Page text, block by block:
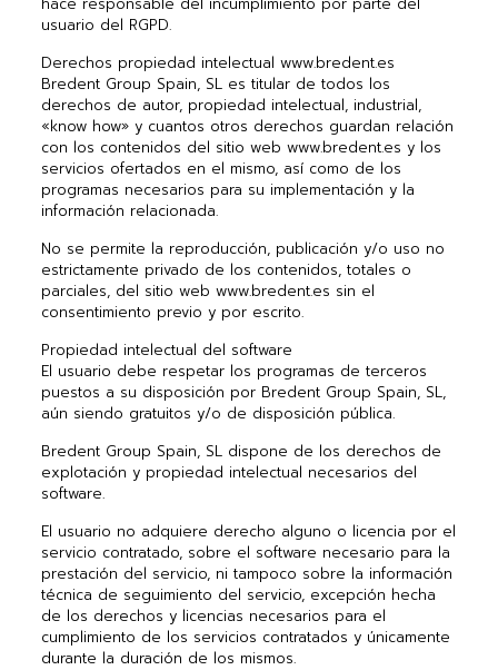
usuario del RGPD.
Derechos propiedad intelectual www.bredent.es
Bredent Group Spain, SL es titular de todos los
derechos de autor, propiedad intelectual, industrial,
«know how» y cuantos otros derechos guardan relación
con los contenidos del sitio web www.bredent.es y los
servicios ofertados en el mismo, así como de los
programas necesarios para su implementación y la
información relacionada.
No se permite la reproducción, publicación y/o uso no
estrictamente privado de los contenidos, totales o
parciales, del sitio web www.bredent.es sin el
consentimiento previo y por escrito.
Propiedad intelectual del software
El usuario debe respetar los programas de terceros
puestos a su disposición por Bredent Group Spain, SL,
aún siendo gratuitos y/o de disposición pública.
Bredent Group Spain, SL dispone de los derechos de
explotación y propiedad intelectual necesarios del
software.
El usuario no adquiere derecho alguno o licencia por el
servicio contratado, sobre el software necesario para la
prestación del servicio, ni tampoco sobre la información
técnica de seguimiento del servicio, excepción hecha
de los derechos y licencias necesarios para el
cumplimiento de los servicios contratados y únicamente
durante la duración de los mismos.